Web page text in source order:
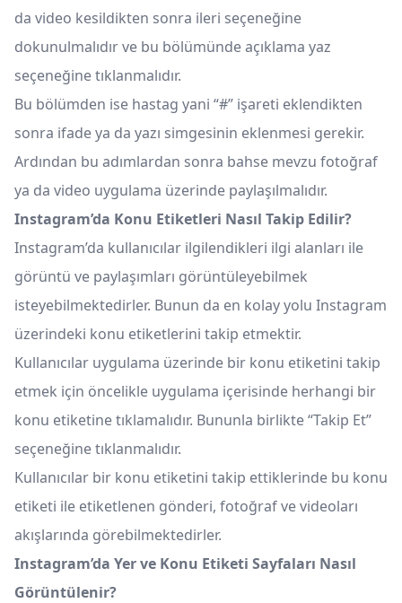
da video kesildikten sonra ileri seçeneğine
dokunulmalıdır ve bu bölümünde açıklama yaz
seçeneğine tıklanmalıdır.
Bu bölümden ise hastag yani “#” işareti eklendikten
sonra ifade ya da yazı simgesinin eklenmesi gerekir.
Ardından bu adımlardan sonra bahse mevzu fotoğraf
ya da video uygulama üzerinde paylaşılmalıdır.
Instagram’da Konu Etiketleri Nasıl Takip Edilir?
Instagram’da kullanıcılar ilgilendikleri ilgi alanları ile
görüntü ve paylaşımları görüntüleyebilmek
isteyebilmektedirler. Bunun da en kolay yolu Instagram
üzerindeki konu etiketlerini takip etmektir.
Kullanıcılar uygulama üzerinde bir konu etiketini takip
etmek için öncelikle uygulama içerisinde herhangi bir
konu etiketine tıklamalıdır. Bununla birlikte “Takip Et”
seçeneğine tıklanmalıdır.
Kullanıcılar bir konu etiketini takip ettiklerinde bu konu
etiketi ile etiketlenen gönderi, fotoğraf ve videoları
akışlarında görebilmektedirler.
Instagram’da Yer ve Konu Etiketi Sayfaları Nasıl
Görüntülenir?